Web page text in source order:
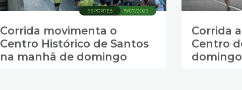
19/07/2026
ESPORTES
Corrida movimenta o
Centro Histórico de Santos
na manhã de domingo
Corrida
Centro